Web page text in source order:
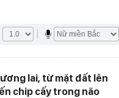
lai, từ mặt đất lên
chip cấy trong não